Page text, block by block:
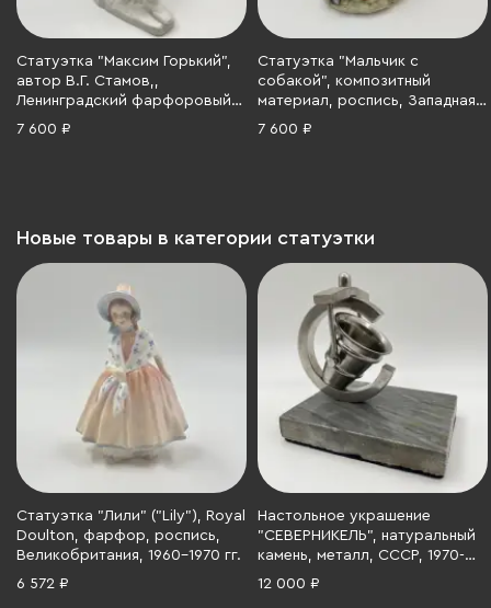
Статуэтка "Максим Горький",
автор В.Г. Стамов,,
Ленинградский фарфоровый
завод (ЛФЗ), бисквит, СССР,
7 600 ₽
Статуэтка "Мальчик с
собакой", композитный
материал, роспись, Западная
Европа, 2000-2010 гг.
7 600 ₽
Новые товары в категории статуэтки
Статуэтка "Лили" ("Lily"), Royal
Doulton, фарфор, роспись,
Великобритания, 1960-1970 гг.
6 572 ₽
Настольное украшение
"СЕВЕРНИКЕЛЬ", натуральный
камень, металл, СССР, 1970-
1990 гг.
12 000 ₽